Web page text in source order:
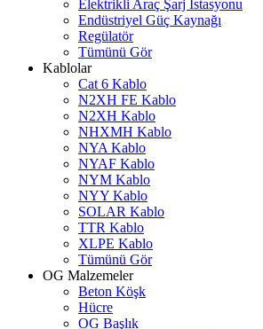
Elektrikli Araç Şarj İstasyonu
Endüstriyel Güç Kaynağı
Regülatör
Tümünü Gör
Kablolar
Cat 6 Kablo
N2XH FE Kablo
N2XH Kablo
NHXMH Kablo
NYA Kablo
NYAF Kablo
NYM Kablo
NYY Kablo
SOLAR Kablo
TTR Kablo
XLPE Kablo
Tümünü Gör
OG Malzemeler
Beton Köşk
Hücre
OG Başlık